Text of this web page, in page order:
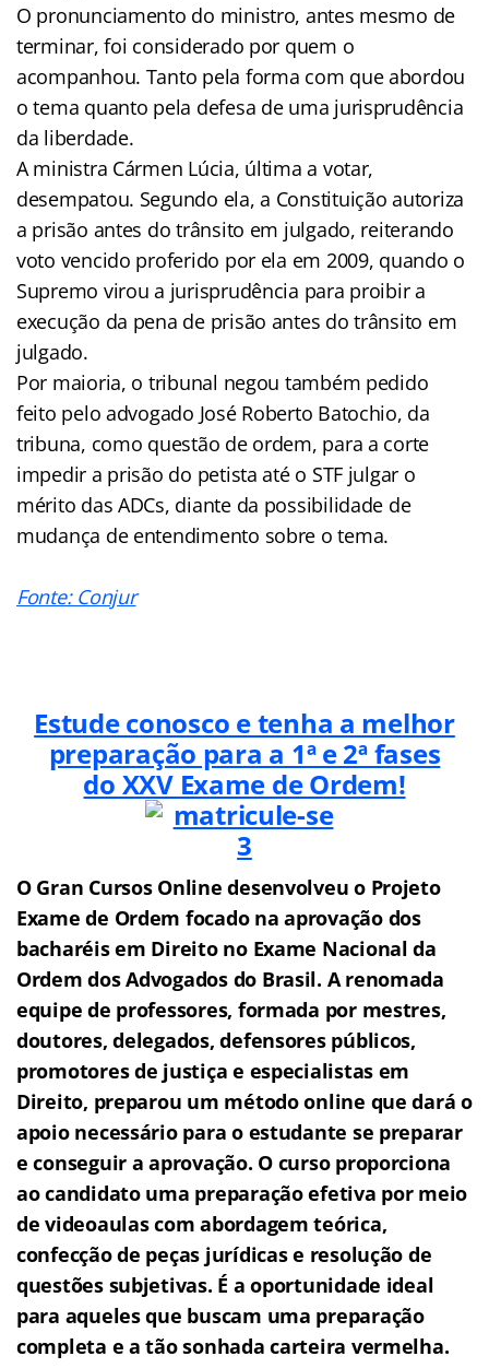
O pronunciamento do ministro, antes mesmo de
terminar, foi considerado por quem o
acompanhou. Tanto pela forma com que abordou
o tema quanto pela defesa de uma jurisprudência
da liberdade.
A ministra Cármen Lúcia, última a votar,
desempatou. Segundo ela, a Constituição autoriza
a prisão antes do trânsito em julgado, reiterando
voto vencido proferido por ela em 2009, quando o
Supremo virou a jurisprudência para proibir a
execução da pena de prisão antes do trânsito em
julgado.
Por maioria, o tribunal negou também pedido
feito pelo advogado José Roberto Batochio, da
tribuna, como questão de ordem, para a corte
impedir a prisão do petista até o STF julgar o
mérito das ADCs, diante da possibilidade de
mudança de entendimento sobre o tema.
Fonte: Conjur
Estude conosco e tenha a melhor
preparação para a 1ª e 2ª fases
do XXV Exame de Ordem!
O Gran Cursos Online desenvolveu o Projeto
Exame de Ordem focado na aprovação dos
bacharéis em Direito no Exame Nacional da
Ordem dos Advogados do Brasil. A renomada
equipe de professores, formada por mestres,
doutores, delegados, defensores públicos,
promotores de justiça e especialistas em
Direito, preparou um método online que dará o
apoio necessário para o estudante se preparar
e conseguir a aprovação. O curso proporciona
ao candidato uma preparação efetiva por meio
de videoaulas com abordagem teórica,
confecção de peças jurídicas e resolução de
questões subjetivas. É a oportunidade ideal
para aqueles que buscam uma preparação
completa e a tão sonhada carteira vermelha.